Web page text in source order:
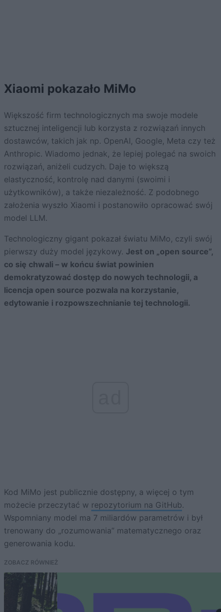
Xiaomi pokazało MiMo
Większość firm technologicznych ma swoje modele
sztucznej inteligencji lub korzysta z rozwiązań innych
dostawców, takich jak np. OpenAI, Google, Meta czy też
Anthropic. Wiadomo jednak, że lepiej polegać na swoich
rozwiązań, aniżeli cudzych. Daje to większą
elastyczność, kontrolę nad danymi (swoimi i
użytkowników), a także niezależność. Z podobnego
założenia wyszło Xiaomi i postanowiło opracować swój
model LLM.
Technologiczny gigant pokazał światu MiMo, czyli swój
pierwszy duży model językowy. Jest on „open source”,
co się chwali – w końcu świat powinien
demokratyzować dostęp do nowych technologii, a
licencja open source pozwala na korzystanie,
edytowanie i rozpowszechnianie tej technologii.
Kod MiMo jest publicznie dostępny, a więcej o tym
możecie przeczytać w repozytorium na GitHub.
Wspomniany model ma 7 miliardów parametrów i był
trenowany do „rozumowania” matematycznego oraz
generowania kodu.
ZOBACZ RÓWNIEŻ